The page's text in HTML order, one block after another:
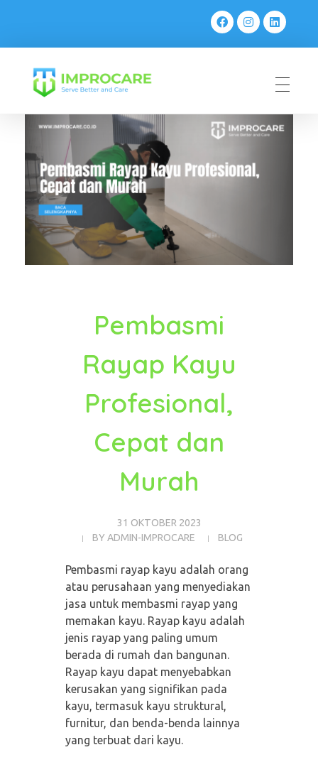
Pembasmi
Rayap Kayu
Profesional,
Cepat dan
Murah
31 OKTOBER 2023
BY ADMIN-IMPROCARE BLOG
Pembasmi rayap kayu adalah orang
atau perusahaan yang menyediakan
jasa untuk membasmi rayap yang
memakan kayu. Rayap kayu adalah
jenis rayap yang paling umum
berada di rumah dan bangunan.
Rayap kayu dapat menyebabkan
kerusakan yang signifikan pada
kayu, termasuk kayu struktural,
furnitur, dan benda-benda lainnya
yang terbuat dari kayu.